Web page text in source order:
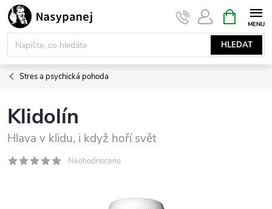
Přejít
na
obsah
HLEDAT
NÁKUPNÍ
KOŠÍK
Stres a psychická pohoda
Klidolín
Hlava v klidu, i když hoří svět
Neohodnoceno